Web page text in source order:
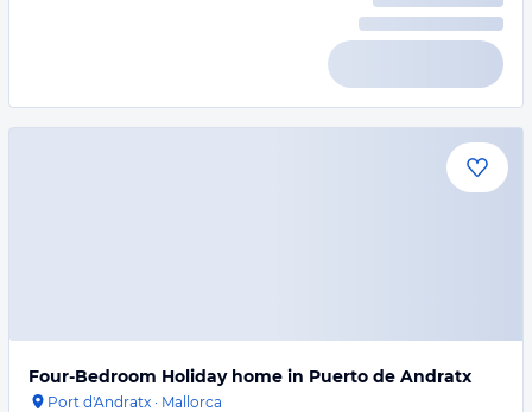
Four-Bedroom Holiday home in Puerto de Andratx
Port d'Andratx · Mallorca